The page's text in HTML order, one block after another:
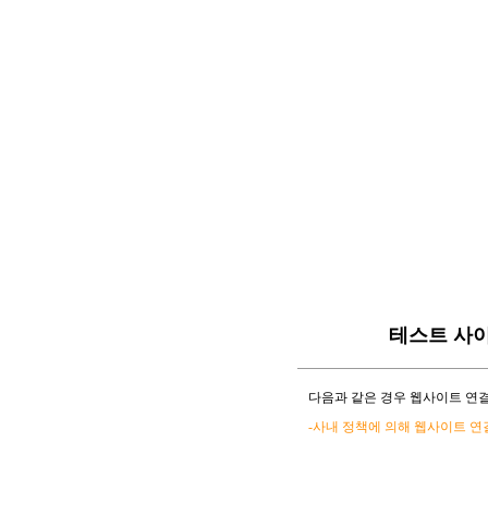
테스트 사
다음과 같은 경우 웹사이트 연
-사내 정책에 의해 웹사이트